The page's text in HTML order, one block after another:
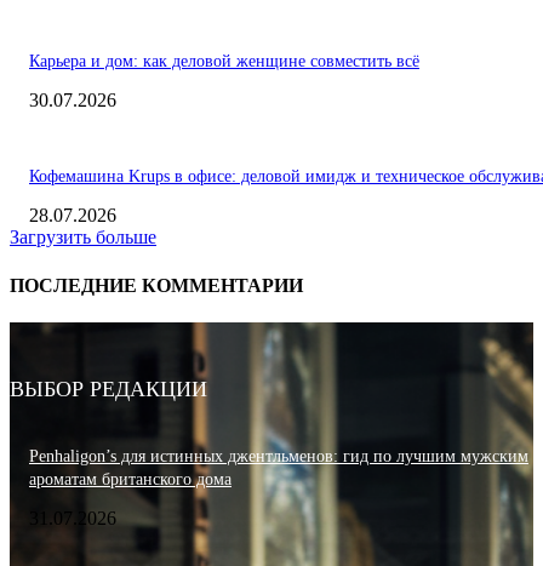
Карьера и дом: как деловой женщине совместить всё
30.07.2026
Кофемашина Krups в офисе: деловой имидж и техническое
28.07.2026
Загрузить больше
ПОСЛЕДНИЕ КОММЕНТАРИИ
ВЫБОР РЕДАКЦИИ
Penhaligon’s для истинных джентльменов: гид по лучшим мужским
ароматам британского дома
31.07.2026